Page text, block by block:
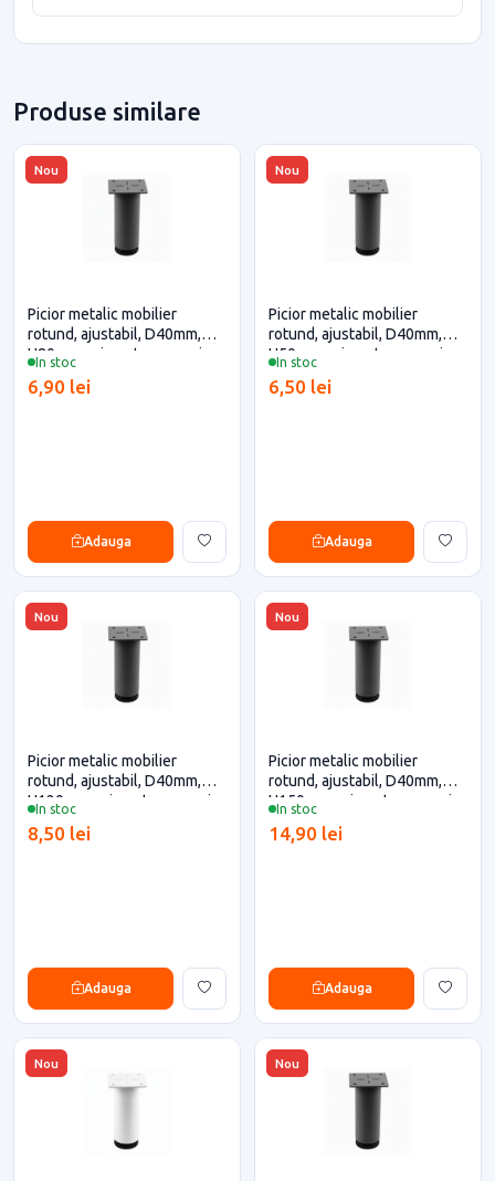
Produse similare
Nou
In stoc
Picior metalic mobilier
rotund, ajustabil, D40mm,
H80mm, gri pentru casa si
6,90 lei
Adauga
Nou
In stoc
Picior metalic mobilier
rotund, ajustabil, D40mm,
H50mm, gri pentru casa si
6,50 lei
Adauga
Nou
In stoc
Picior metalic mobilier
rotund, ajustabil, D40mm,
H120mm, gri pentru casa si
8,50 lei
Adauga
Nou
In stoc
Picior metalic mobilier
rotund, ajustabil, D40mm,
H150mm, gri pentru casa si
14,90 lei
Adauga
Nou Nou